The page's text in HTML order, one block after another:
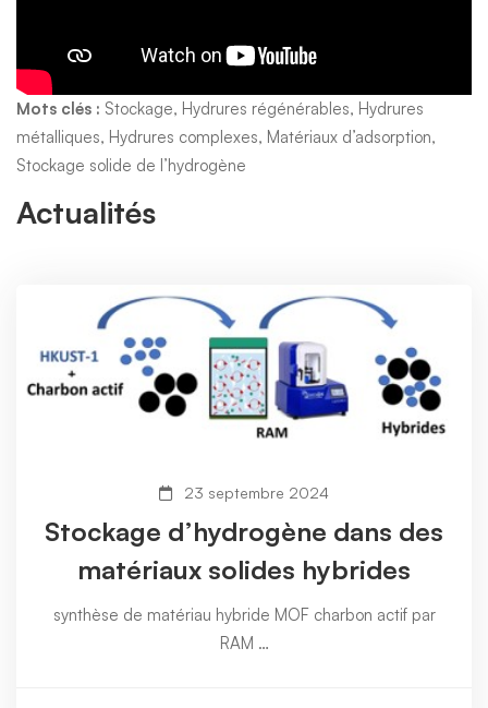
Mots clés : Stockage, Hydrures régénérables, Hydrures
métalliques, Hydrures complexes, Matériaux d’adsorption,
Stockage solide de l’hydrogène
Actualités
23 septembre 2024
Stockage d’hydrogène dans des
matériaux solides hybrides
synthèse de matériau hybride MOF charbon actif par
RAM …